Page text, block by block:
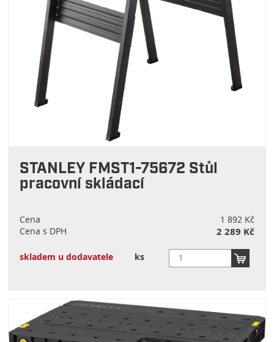
STANLEY FMST1-75672 Stůl
pracovní skládací
Cena
1 892 Kč
Cena s DPH
2 289 Kč
skladem u dodavatele ks